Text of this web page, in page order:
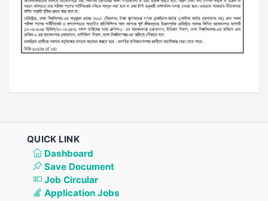
QUICK LINK
Dashboard
Save Document
Job Circular
Application Jobs